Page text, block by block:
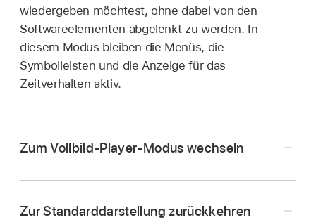
wiedergeben möchtest, ohne dabei von den
Softwareelementen abgelenkt zu werden. In
diesem Modus bleiben die Menüs, die
Symbolleisten und die Anzeige für das
Zeitverhalten aktiv.
Zum Vollbild-Player-Modus wechseln
Zur Standarddarstellung zurückkehren